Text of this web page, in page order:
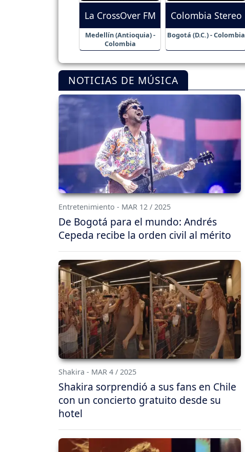
La CrossOver FM
Medellín (Antioquia) -
Colombia
Colombia Stereo
Bogotá (D.C.) - Colombia
NOTICIAS DE MÚSICA
Entretenimiento - MAR 12 / 2025
De Bogotá para el mundo: Andrés
Cepeda recibe la orden civil al mérito
Shakira - MAR 4 / 2025
Shakira sorprendió a sus fans en Chile
con un concierto gratuito desde su
hotel